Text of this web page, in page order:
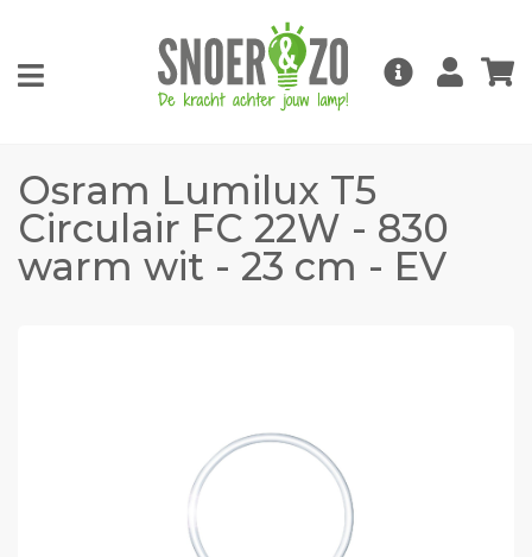
Osram Lumilux T5
Circulair FC 22W - 830
warm wit - 23 cm - EV